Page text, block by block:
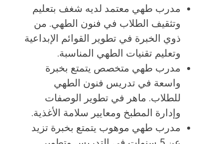
مدرب طهي معتمد لديه شغف بتعليم
وتثقيف الطلاب في فنون الطهي. من
ذوي الخبرة في تطوير القوائم الإبداعية
وتعليم تقنيات الطهي المناسبة.
مدرب طهي متخصص يتمتع بخبرة
واسعة في تدريس فنون الطهي
للطلاب. ماهر في تطوير الوصفات
وإدارة المطبخ ومعايير سلامة الأغذية.
مدرب طهي موهوب يتمتع بخبرة تزيد